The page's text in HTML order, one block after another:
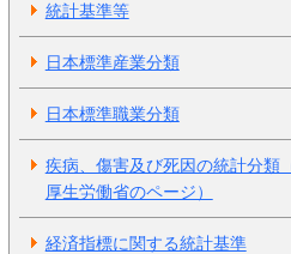
統計基準等
日本標準産業分類
日本標準職業分類
疾病、傷害及び死因の統計分類
厚生労働省のページ）
経済指標に関する統計基準